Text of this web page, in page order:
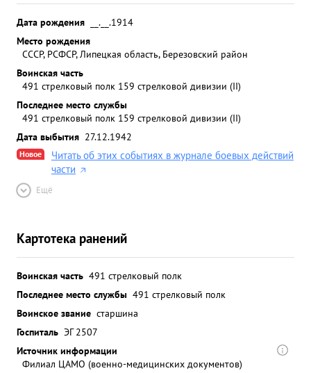
Дата рождения
__.__.1914
Место рождения
СССР, РСФСР, Липецкая область, Березовский район
Воинская часть
491 стрелковый полк 159 стрелковой дивизии (II)
Последнее место службы
491 стрелковый полк 159 стрелковой дивизии (II)
Дата выбытия 27.12.1942
Новое
Читать об этих событиях в журнале боевых действий
части
Ещё
Картотека ранений
Воинская часть 491 стрелковый полк
Последнее место службы 491 стрелковый полк
Воинское звание старшина
Госпиталь ЭГ 2507
Источник информации
Филиал ЦАМО (военно-медицинских документов)